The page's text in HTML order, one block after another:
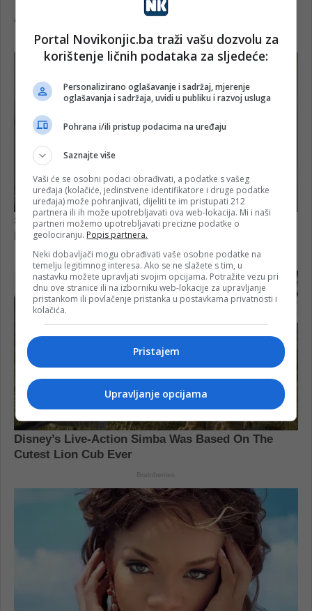
Portal Novikonjic.ba traži vašu dozvolu za
korištenje ličnih podataka za sljedeće:
Personalizirano oglašavanje i sadržaj, mjerenje
oglašavanja i sadržaja, uvidi u publiku i razvoj usluga
Pohrana i/ili pristup podacima na uređaju
Saznajte više
Vaši će se osobni podaci obrađivati, a podatke s vašeg
uređaja (kolačiće, jedinstvene identifikatore i druge podatke
uređaja) može pohranjivati, dijeliti te im pristupati 212
partnera ili ih može upotrebljavati ova web-lokacija. Mi i naši
partneri možemo upotrebljavati precizne podatke o
geolociranju. Popis partnera.
Neki dobavljači mogu obrađivati vaše osobne podatke na
temelju legitimnog interesa. Ako se ne slažete s tim, u
nastavku možete upravljati svojim opcijama. Potražite vezu pri
dnu ove stranice ili na izborniku web-lokacije za upravljanje
pristankom ili povlačenje pristanka u postavkama privatnosti i
kolačića.
Pristajem
Upravljanje opcijama